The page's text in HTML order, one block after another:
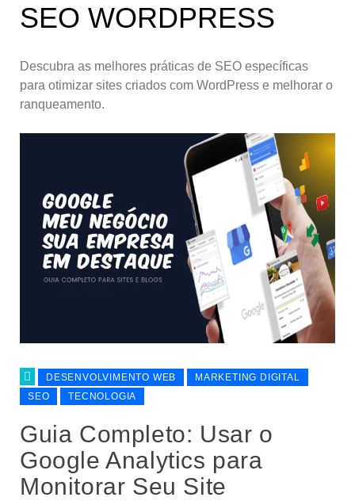
SEO WORDPRESS
Descubra as melhores práticas de SEO específicas
para otimizar sites criados com WordPress e melhorar o
ranqueamento.
DESENVOLVIMENTO WEB
MARKETING DIGITAL
SEO
TECNOLOGIA
Guia Completo: Usar o
Google Analytics para
Monitorar Seu Site